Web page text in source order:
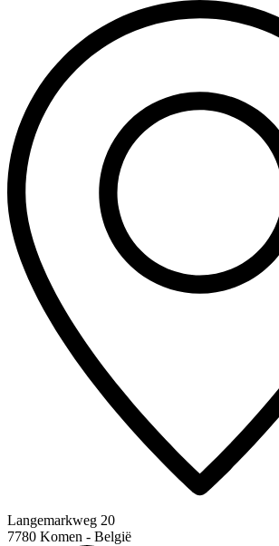
Langemarkweg 20
7780 Komen - België